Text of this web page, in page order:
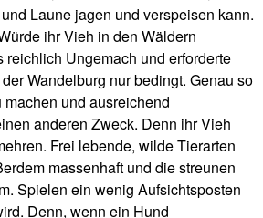
Laune jagen und verspeisen kann.
ihr Vieh in den Wäldern
Ungemach und erforderte
Wandelburg nur bedingt. Genau so
und ausreichend
anderen Zweck. Denn ihr Vieh
Frei lebende, wilde Tierarten
massenhaft und die streunen
Spielen ein wenig Aufsichtsposten
Denn, wenn ein Hund